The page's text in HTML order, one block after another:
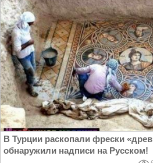
В Турции раскопали фрески
обнаружили надписи на Русском!